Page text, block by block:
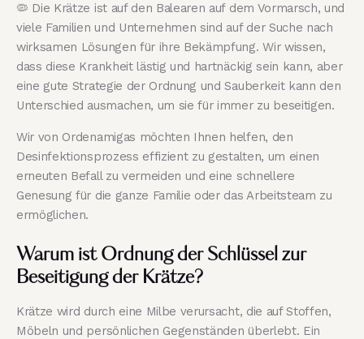
🦠 Die Krätze ist auf den Balearen auf dem Vormarsch, und
viele Familien und Unternehmen sind auf der Suche nach
wirksamen Lösungen für ihre Bekämpfung. Wir wissen,
dass diese Krankheit lästig und hartnäckig sein kann, aber
eine gute Strategie der Ordnung und Sauberkeit kann den
Unterschied ausmachen, um sie für immer zu beseitigen.
Wir von Ordenamigas möchten Ihnen helfen, den
Desinfektionsprozess effizient zu gestalten, um einen
erneuten Befall zu vermeiden und eine schnellere
Genesung für die ganze Familie oder das Arbeitsteam zu
ermöglichen.
Warum ist Ordnung der Schlüssel zur
Beseitigung der Krätze?
Krätze wird durch eine Milbe verursacht, die auf Stoffen,
Möbeln und persönlichen Gegenständen überlebt. Ein